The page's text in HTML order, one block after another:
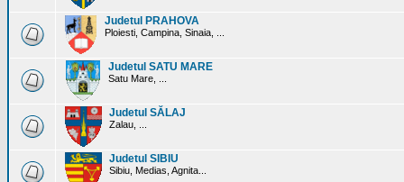
Judetul PRAHOVA
Ploiesti, Campina, Sinaia, ...
Judetul SATU MARE
Satu Mare, ...
Judetul SĂLAJ
Zalau, ...
Judetul SIBIU
Sibiu, Medias, Agnita...